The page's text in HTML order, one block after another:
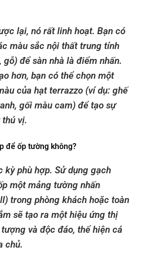
lại, nó rất linh hoạt. Bạn có
màu sắc nội thất trung tính
gỗ) để sàn nhà là điểm nhấn.
hơn, bạn có thể chọn một
của hạt terrazzo (ví dụ: ghế
gối màu cam) để tạo sự
vị.
để ốp tường không?
kỳ phù hợp. Sử dụng gạch
một mảng tường nhấn
trong phòng khách hoặc toàn
sẽ tạo ra một hiệu ứng thị
và độc đáo, thể hiện cá
chủ.